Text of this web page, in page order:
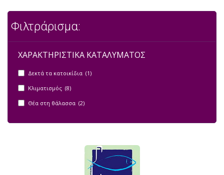
Φιλτράρισμα:
ΧΑΡΑΚΤΗΡΙΣΤΙΚΑ ΚΑΤΑΛΥΜΑΤΟΣ
Δεκτά τα κατοικίδια (1)
Κλιματισμός (8)
Θέα στη θάλασσα (2)